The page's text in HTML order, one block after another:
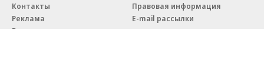
Контакты
Реклама
Вакансии
Правовая информация
E-mail рассылки